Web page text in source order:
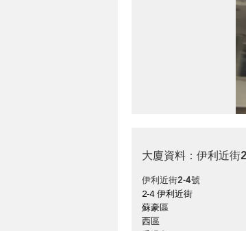
大廈資料：伊利近街
伊利近街2-4號
2-4 伊利近街
蘇豪區
西區